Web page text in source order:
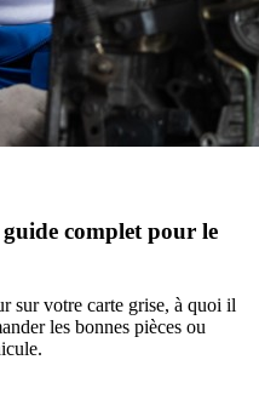
complet pour le
sur votre carte grise, à quoi il
les bonnes pièces ou